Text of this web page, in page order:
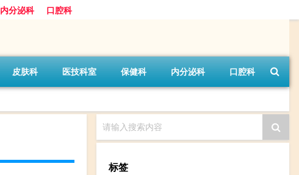
内分泌科 口腔科
皮肤科 医技科室 保健科 内分泌科 口腔科
请输入搜索内容
标签